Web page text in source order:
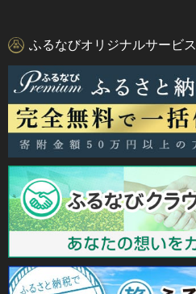
ふるなびオリジナルサービス